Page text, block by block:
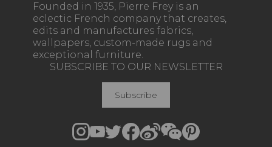
Founded in 1935, Pierre Frey is an
eclectic French company that creates,
edits and manufactures fabrics,
wallpapers, custom-made rugs and
exceptional furniture.
SUBSCRIBE TO OUR NEWSLETTER
Subscribe